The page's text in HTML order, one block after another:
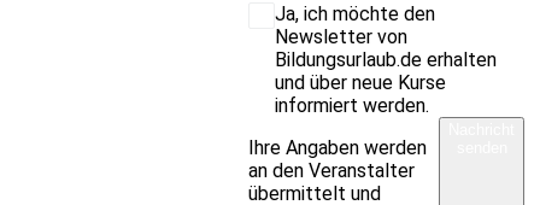
Ja, ich möchte den
Newsletter von
Bildungsurlaub.de erhalten
und über neue Kurse
informiert werden.
Ihre Angaben werden
an den Veranstalter
übermittelt und